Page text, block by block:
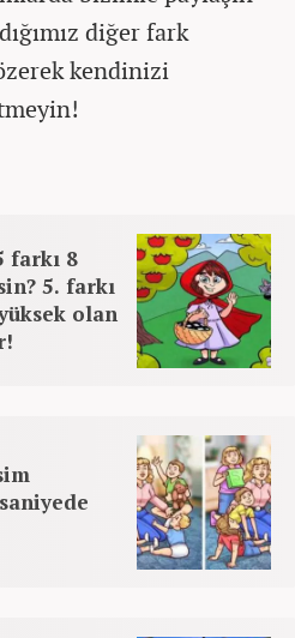
diğer fark
kendinizi
farkı 8
5. farkı
olan